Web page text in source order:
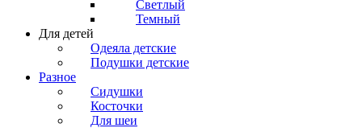
Светлый
Темный
Для детей
Одеяла детские
Подушки детские
Разное
Сидушки
Косточки
Для шеи